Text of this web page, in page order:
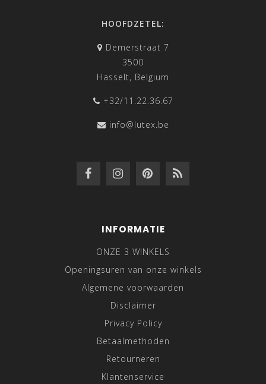
HOOFDZETEL:
Demerstraat 7
3500
Hasselt, Belgium
+32/11.22.36.67
info@lutex.be
INFORMATIE
ONZE 3 WINKELS
Openingsuren van onze winkels
Algemene voorwaarden
Disclaimer
Privacy Policy
Betaalmethoden
Retourneren
Klantenservice